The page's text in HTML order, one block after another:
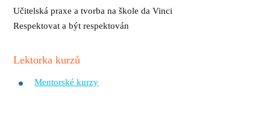
Učitelská praxe a tvorba na škole da Vinci
Respektovat a být respektován
Lektorka kurzů
Mentorské kurzy